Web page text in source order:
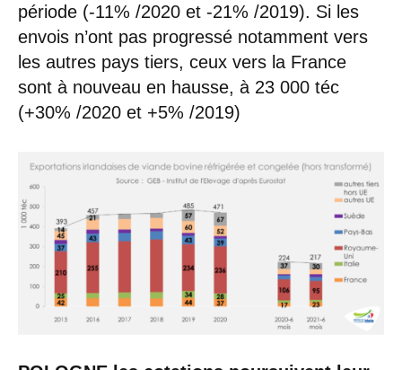
période (-11% /2020 et -21% /2019). Si les
envois n’ont pas progressé notamment vers
les autres pays tiers, ceux vers la France
sont à nouveau en hausse, à 23 000 téc
(+30% /2020 et +5% /2019)